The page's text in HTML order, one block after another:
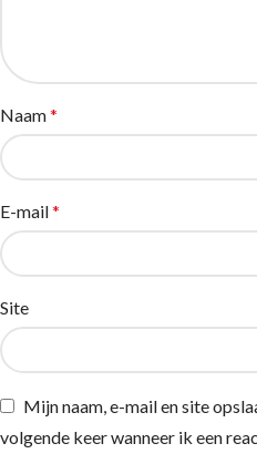
Naam*
E-mail*
Site
Mijn naam, e-mail en site
volgende keer wanneer ik een